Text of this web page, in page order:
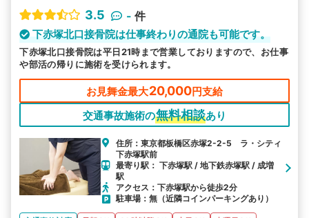
3.5
- 件
下赤塚北口接骨院は仕事終わりの通院も可能です。
下赤塚北口接骨院は平日21時まで営業しておりますので、お仕事
や部活の帰りに施術を受けられます。
お見舞金最大20,000円支給
交通事故施術の無料相談あり
住所：東京都板橋区赤塚2-2-5 ラ・シティ
下赤塚駅前
最寄り駅： 下赤塚駅 / 地下鉄赤塚駅 / 成増
駅
アクセス：下赤塚駅から徒歩2分
駐車場：無（近隣コインパーキングあり）